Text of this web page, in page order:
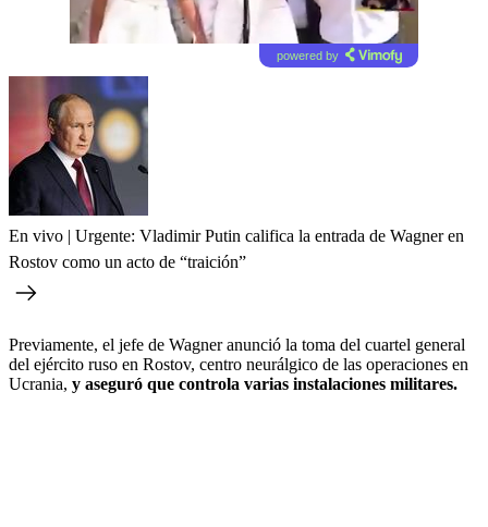
powered by
En vivo | Urgente: Vladimir Putin califica la entrada de Wagner en
Rostov como un acto de “traición”
Previamente, el jefe de Wagner anunció la toma del cuartel general
del ejército ruso en Rostov, centro neurálgico de las operaciones en
Ucrania, y aseguró que controla varias instalaciones militares.